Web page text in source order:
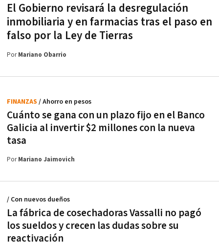
El Gobierno revisará la desregulación
inmobiliaria y en farmacias tras el paso en
falso por la Ley de Tierras
PorMariano Obarrio
Cuánto se gana con un plazo fijo en el Banco
Galicia al invertir $2 millones con la nueva
tasa
FINANZAS / Ahorro en pesos
PorMariano Jaimovich
La fábrica de cosechadoras Vassalli no pagó
los sueldos y crecen las dudas sobre su
reactivación
/ Con nuevos dueños